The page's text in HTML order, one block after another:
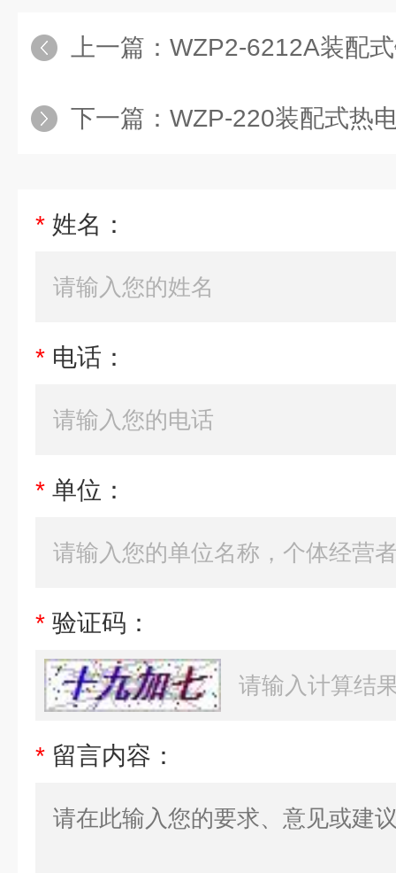
上一篇： WZP2-6212A装配式铂
下一篇： WZP-220装配式热电
* 姓名：
* 电话：
* 单位：
* 验证码：
* 留言内容：